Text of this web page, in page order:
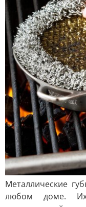
Металлические
любом доме.